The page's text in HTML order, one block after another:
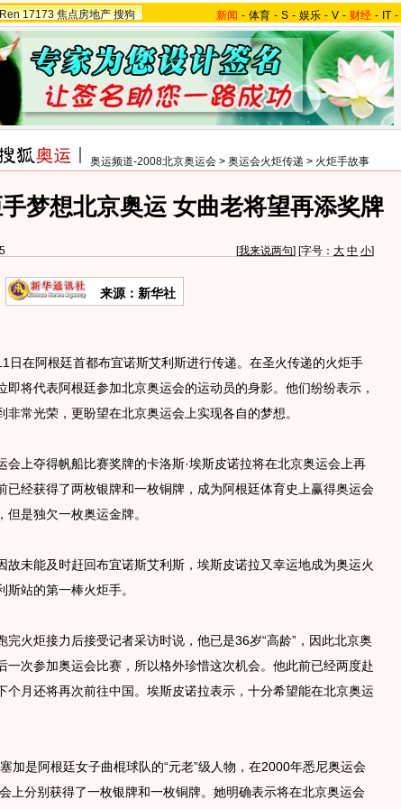
17173 焦点房地产 搜狗 新闻 - 体育 - S - 娱乐 - V - 财经 - IT -
奥运频道-2008北京奥运会 > 奥运会火炬传递 > 火炬手故事
梦想北京奥运 女曲老将望再添奖牌
[我来说两句] [字号： 大 中 小]
来源：新华社
在阿根廷首都布宜诺斯艾利斯进行传递。在圣火传递的火炬手
即将代表阿根廷参加北京奥运会的运动员的身影。他们纷纷表示，
非常光荣，更盼望在北京奥运会上实现各自的梦想。
上夺得帆船比赛奖牌的卡洛斯·埃斯皮诺拉将在北京奥运会上再
已经获得了两枚银牌和一枚铜牌，成为阿根廷体育史上赢得奥运会
但是独欠一枚奥运金牌。
未能及时赶回布宜诺斯艾利斯，埃斯皮诺拉又幸运地成为奥运火
站的第一棒火炬手。
火炬接力后接受记者采访时说，他已是36岁“高龄”，因此北京奥
一次参加奥运会比赛，所以格外珍惜这次机会。他此前已经两度赴
个月还将再次前往中国。埃斯皮诺拉表示，十分希望能在北京奥运
是阿根廷女子曲棍球队的“元老”级人物，在2000年悉尼奥运会
上分别获得了一枚银牌和一枚铜牌。她明确表示将在北京奥运会